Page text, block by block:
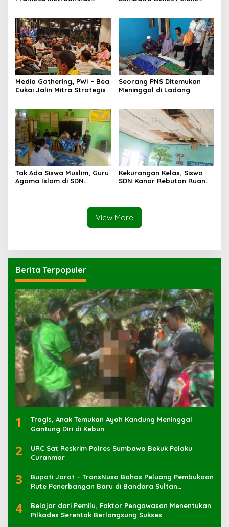
Media Gathering, PWI – Bea
Cukai Jalin Mitra Strategis
Seorang PNS Ditemukan
Meninggal di Ladang
Tak Ada Siswa Muslim, Guru
Agama Islam di SDN
Kekurangan Kelas, Siswa
SDN Kanar Rebutan Ruang
View More
Berita Terpopuler
1
Tragis, Anak Temukan Ayah Kandung Meninggal
Gantung Diri di Kebun
2
URC Sat Reskrim Polres Sumbawa Bekuk Pelaku
3
Bupati Jarot – TransNusa Bahas Peluang Pembukaan
Rute Penerbangan Baru di Bandara Sultan
4
Belajar dari Pemilu, Faktor Pengawasan Menentukan
Pilkades Serentak Berlangsung Sukses